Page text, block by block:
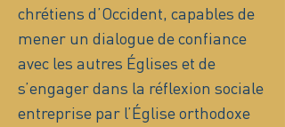
chrétiens d’Occident, capables de
mener un dialogue de confiance
avec les autres Églises et de
s’engager dans la réflexion sociale
entreprise par l’Église orthodoxe